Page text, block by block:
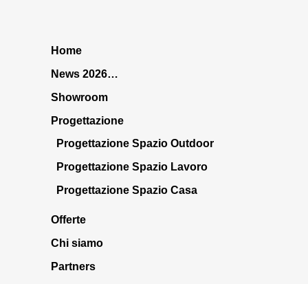
Home
News 2026…
Showroom
Progettazione
Progettazione Spazio Outdoor
Progettazione Spazio Lavoro
Progettazione Spazio Casa
Offerte
Chi siamo
Partners